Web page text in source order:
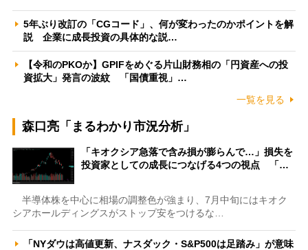
5年ぶり改訂の「CGコード」、何が変わったのかポイントを解
説 企業に成長投資の具体的な説…
【令和のPKOか】GPIFをめぐる片山財務相の「円資産への投
資拡大」発言の波紋 「国債重視」…
一覧を見る
森口亮「まるわかり市況分析」
「キオクシア急落で含み損が膨らんで…」損失を
投資家としての成長につなげる4つの視点 「…
半導体株を中心に相場の調整色が強まり、7月中旬にはキオク
シアホールディングスがストップ安をつけるな…
「NYダウは高値更新、ナスダック・S&P500は足踏み」が意味